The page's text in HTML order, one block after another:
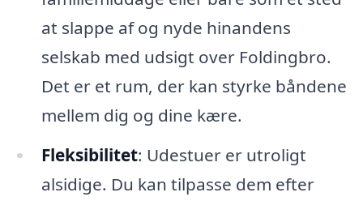
at slappe af og nyde hinandens
selskab med udsigt over Foldingbro.
Det er et rum, der kan styrke båndene
mellem dig og dine kære.
Fleksibilitet: Udestuer er utroligt
alsidige. Du kan tilpasse dem efter